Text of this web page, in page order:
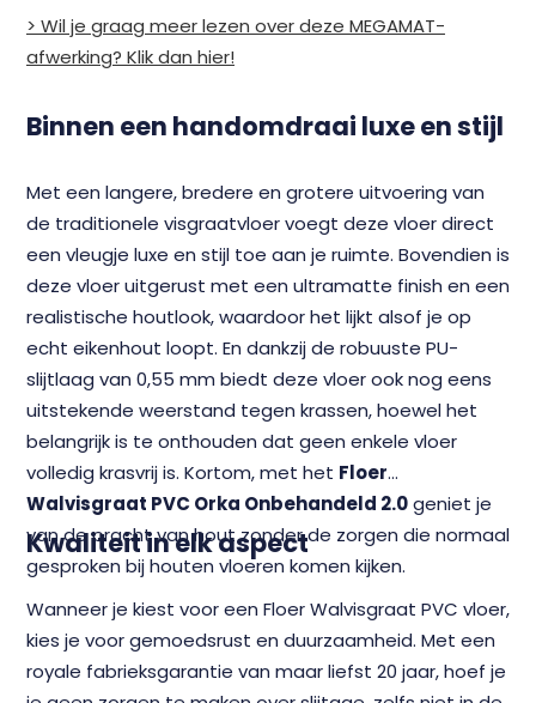
> Wil je graag meer lezen over deze MEGAMAT-
afwerking? Klik dan hier!
Binnen een handomdraai luxe en stijl
Met een langere, bredere en grotere uitvoering van
de traditionele visgraatvloer voegt deze vloer direct
een vleugje luxe en stijl toe aan je ruimte. Bovendien is
deze vloer uitgerust met een ultramatte finish en een
realistische houtlook, waardoor het lijkt alsof je op
echt eikenhout loopt. En dankzij de robuuste PU-
slijtlaag van 0,55 mm biedt deze vloer ook nog eens
uitstekende weerstand tegen krassen, hoewel het
belangrijk is te onthouden dat geen enkele vloer
volledig krasvrij is. Kortom, met het Floer
Walvisgraat PVC Orka Onbehandeld 2.0geniet je
van de pracht van hout zonder de zorgen die normaal
gesproken bij houten vloeren komen kijken.
Kwaliteit in elk aspect
Wanneer je kiest voor een Floer Walvisgraat PVC vloer,
kies je voor gemoedsrust en duurzaamheid. Met een
royale fabrieksgarantie van maar liefst 20 jaar, hoef je